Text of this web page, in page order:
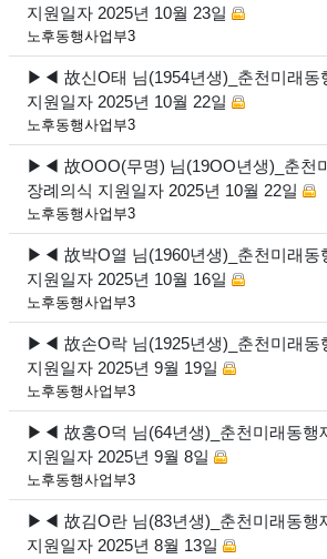
지원일자 2025년 10월 23일
노후동행사업부3
▶◀ 故신O태 님(1954년생)_춘천미래동
지원일자 2025년 10월 22일
노후동행사업부3
▶◀ 故OOO(무명) 님(19OO년생)_춘천
장례의식 지원일자 2025년 10월 22일
노후동행사업부3
▶◀ 故박O열 님(1960년생)_춘천미래동
지원일자 2025년 10월 16일
노후동행사업부3
▶◀ 故손O락 님(1925년생)_춘천미래동
지원일자 2025년 9월 19일
노후동행사업부3
▶◀ 故홍O덕 님(64년생)_춘천미래동행
지원일자 2025년 9월 8일
노후동행사업부3
▶◀ 故김O란 님(83년생)_춘천미래동행
지원일자 2025년 8월 13일